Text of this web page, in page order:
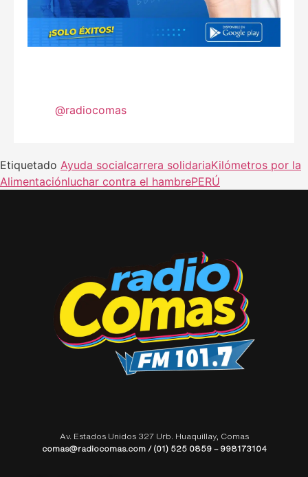
@radiocomas
Etiquetado Ayuda socialcarrera solidariaKilómetros por la
Alimentaciónluchar contra el hambrePERÚ
Av. Estados Unidos 327 Urb. Huaquillay, Comas
comas@radiocomas.com / (01) 525 0859 – 998173104